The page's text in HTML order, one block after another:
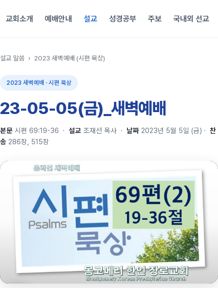
교회소개 예배안내 설교 성경공부 주보 국내외 선교
설교 말씀 › 2023 새벽예배 (시편 묵상)
2023 새벽예배 · 시편 묵상
23-05-05(금)_새벽예배
본문 시편 69:19-36 · 설교 조재선 목사 · 날짜 2023년 5월 5일 (금) · 찬
송 286장, 515장